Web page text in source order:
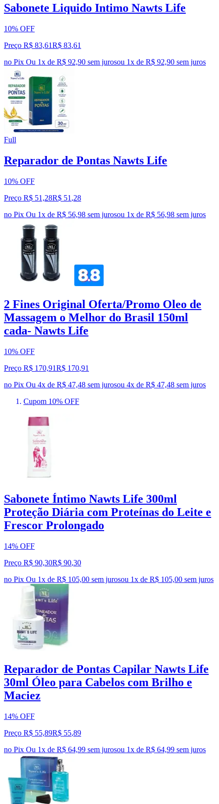
Sabonete Liquido Intimo Nawts Life
10% OFF
Preço R$ 83,61R$ 83,61
no Pix Ou 1x de R$ 92,90 sem jurosou 1x de R$ 92,90 sem juros
Full
Reparador de Pontas Nawts Life
10% OFF
Preço R$ 51,28R$ 51 ,28
no Pix Ou 1x de R$ 56,98 sem jurosou 1x de R$ 56,98 sem juros
2 Fines Original Oferta/Promo Oleo de
Massagem o Melhor do Brasil 150ml
cada- Nawts Life
10% OFF
Preço R$ 170,91R$ 170,91
no Pix Ou 4x de R$ 47,48 sem jurosou 4x de R$ 47,48 sem juros
Cupom 10% OFF
Sabonete Íntimo Nawts Life 300ml
Proteção Diária com Proteínas do Leite e
Frescor Prolongado
14% OFF
Preço R$ 90,30R$ 90,30
no Pix Ou 1x de R$ 105,00 sem jurosou 1x de R$ 105,00 sem juros
Reparador de Pontas Capilar Nawts Life
30ml Óleo para Cabelos com Brilho e
Maciez
14% OFF
Preço R$ 55,89R$ 55,89
no Pix Ou 1x de R$ 64,99 sem jurosou 1x de R$ 64,99 sem juros